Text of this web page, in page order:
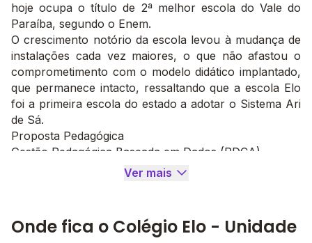
hoje ocupa o título de 2ª melhor escola do Vale do
Paraíba, segundo o Enem.
O crescimento notório da escola levou à mudança de
instalações cada vez maiores, o que não afastou o
comprometimento com o modelo didático implantado,
que permanece intacto, ressaltando que a escola Elo
foi a primeira escola do estado a adotar o Sistema Ari
de Sá.
Proposta Pedagógica
Gestão Pedagógica Baseada em Dados (PDCA)
A nossa proposta é uma gestão que permite viabilizar
Por meio do PDCA, um método interativo aplicado
para melhoria contínua de processos.
Ver mais
Onde fica o Colégio Elo - Unidade